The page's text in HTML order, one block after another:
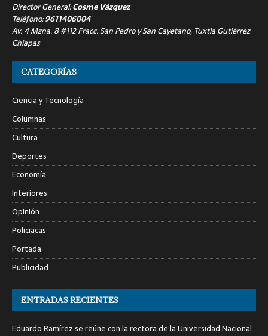
Director General:Cosme Vázquez
Teléfono:9611406004
Av. 4 Mzna. 8 #112 Fracc. San Pedro y San Cayetano, Tuxtla Gutiérrez
Chiapas
CATEGORÍAS
Ciencia y Tecnología
Columnas
Cultura
Deportes
Economía
Interiores
Opinión
Policiacas
Portada
Publicidad
ENTRADAS RECIENTES
Eduardo Ramírez se reúne con la rectora de la Universidad Nacional